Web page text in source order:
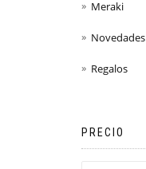
Meraki
Novedades
Regalos
PRECIO